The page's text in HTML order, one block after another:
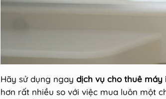
Hãy sử dụng ngay dịch vụ cho thuê máy
hơn rất nhiều so với việc mua luôn một